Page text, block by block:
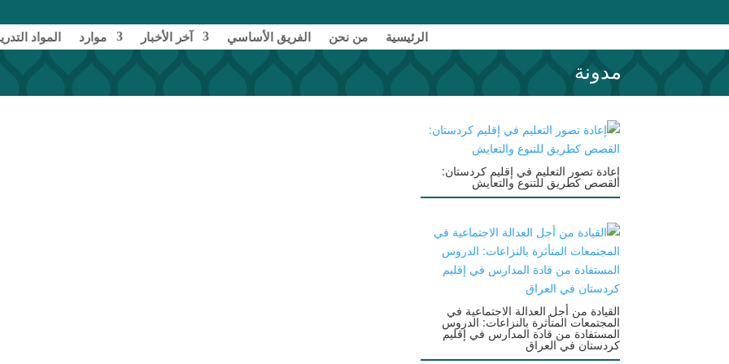
الرئیسیة من نحن الفريق الأساسي آخر الأخبار موارد المواد
مدونة
إعادة تصور التعليم في إقليم كردستان:
القصص كطريق للتنوع والتعايش
القيادة من أجل العدالة الاجتماعية في
المجتمعات المتأثرة بالنزاعات: الدروس
المستفادة من قادة المدارس في إقليم
كردستان في العراق